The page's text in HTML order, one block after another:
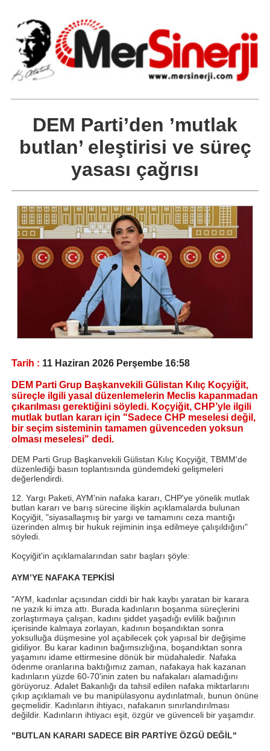
DEM Parti’den ’mutlak
butlan’ eleştirisi ve süreç
yasası çağrısı
Tarih : 11 Haziran 2026 Perşembe 16:58
DEM Parti Grup Başkanvekili Gülistan Kılıç Koçyiğit,
süreçle ilgili yasal düzenlemelerin Meclis kapanmadan
çıkarılması gerektiğini söyledi. Koçyiğit, CHP’yle ilgili
mutlak butlan kararı için "Sadece CHP meselesi değil,
bir seçim sisteminin tamamen güvenceden yoksun
olması meselesi" dedi.
DEM Parti Grup Başkanvekili Gülistan Kılıç Koçyiğit, TBMM'de
düzenlediği basın toplantısında gündemdeki gelişmeleri
değerlendirdi.
12. Yargı Paketi, AYM'nin nafaka kararı, CHP'ye yönelik mutlak
butlan kararı ve barış sürecine ilişkin açıklamalarda bulunan
Koçyiğit, "siyasallaşmış bir yargı ve tamamını ceza mantığı
üzerinden almış bir hukuk rejiminin inşa edilmeye çalışıldığını"
söyledi.
Koçyiğit'in açıklamalarından satır başları şöyle:
AYM’YE NAFAKA TEPKİSİ
"AYM, kadınlar açısından ciddi bir hak kaybı yaratan bir karara
ne yazık ki imza attı. Burada kadınların boşanma süreçlerini
zorlaştırmaya çalışan, kadını şiddet yaşadığı evlilik bağının
içerisinde kalmaya zorlayan, kadının boşandıktan sonra
yoksulluğa düşmesine yol açabilecek çok yapısal bir değişime
gidiliyor. Bu karar kadının bağımsızlığına, boşandıktan sonra
yaşamını idame ettirmesine dönük bir müdahaledir. Nafaka
ödenme oranlarına baktığımız zaman, nafakaya hak kazanan
kadınların yüzde 60-70'inin zaten bu nafakaları alamadığını
görüyoruz. Adalet Bakanlığı da tahsil edilen nafaka miktarlarını
çıkıp açıklamalı ve bu manipülasyonu aydınlatmalı, bunun önüne
geçmelidir. Kadınların ihtiyacı, nafakanın sınırlandırılması
değildir. Kadınların ihtiyacı eşit, özgür ve güvenceli bir yaşamdır.
"BUTLAN KARARI SADECE BİR PARTİYE ÖZGÜ DEĞİL"